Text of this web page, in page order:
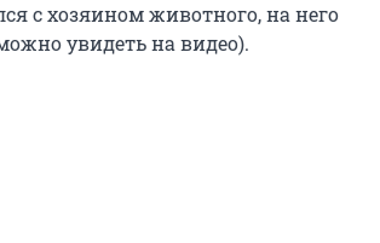
с хозяином животного, на него
увидеть на видео).